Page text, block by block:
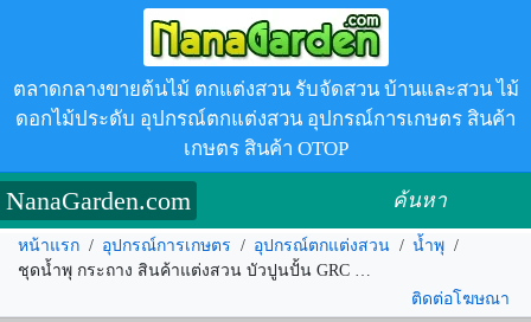
ตลาดกลางขายต้นไม้ ตกแต่งสวน รับจัดสวน บ้านและสวน ไม้
ดอกไม้ประดับ อุปกรณ์ตกแต่งสวน อุปกรณ์การเกษตร สินค้า
เกษตร สินค้า OTOP
NanaGarden.com ค้นหา
หน้าแรก / อุปกรณ์การเกษตร / อุปกรณ์ตกแต่งสวน / น้ำพุ /
ติดต่อโฆษณา